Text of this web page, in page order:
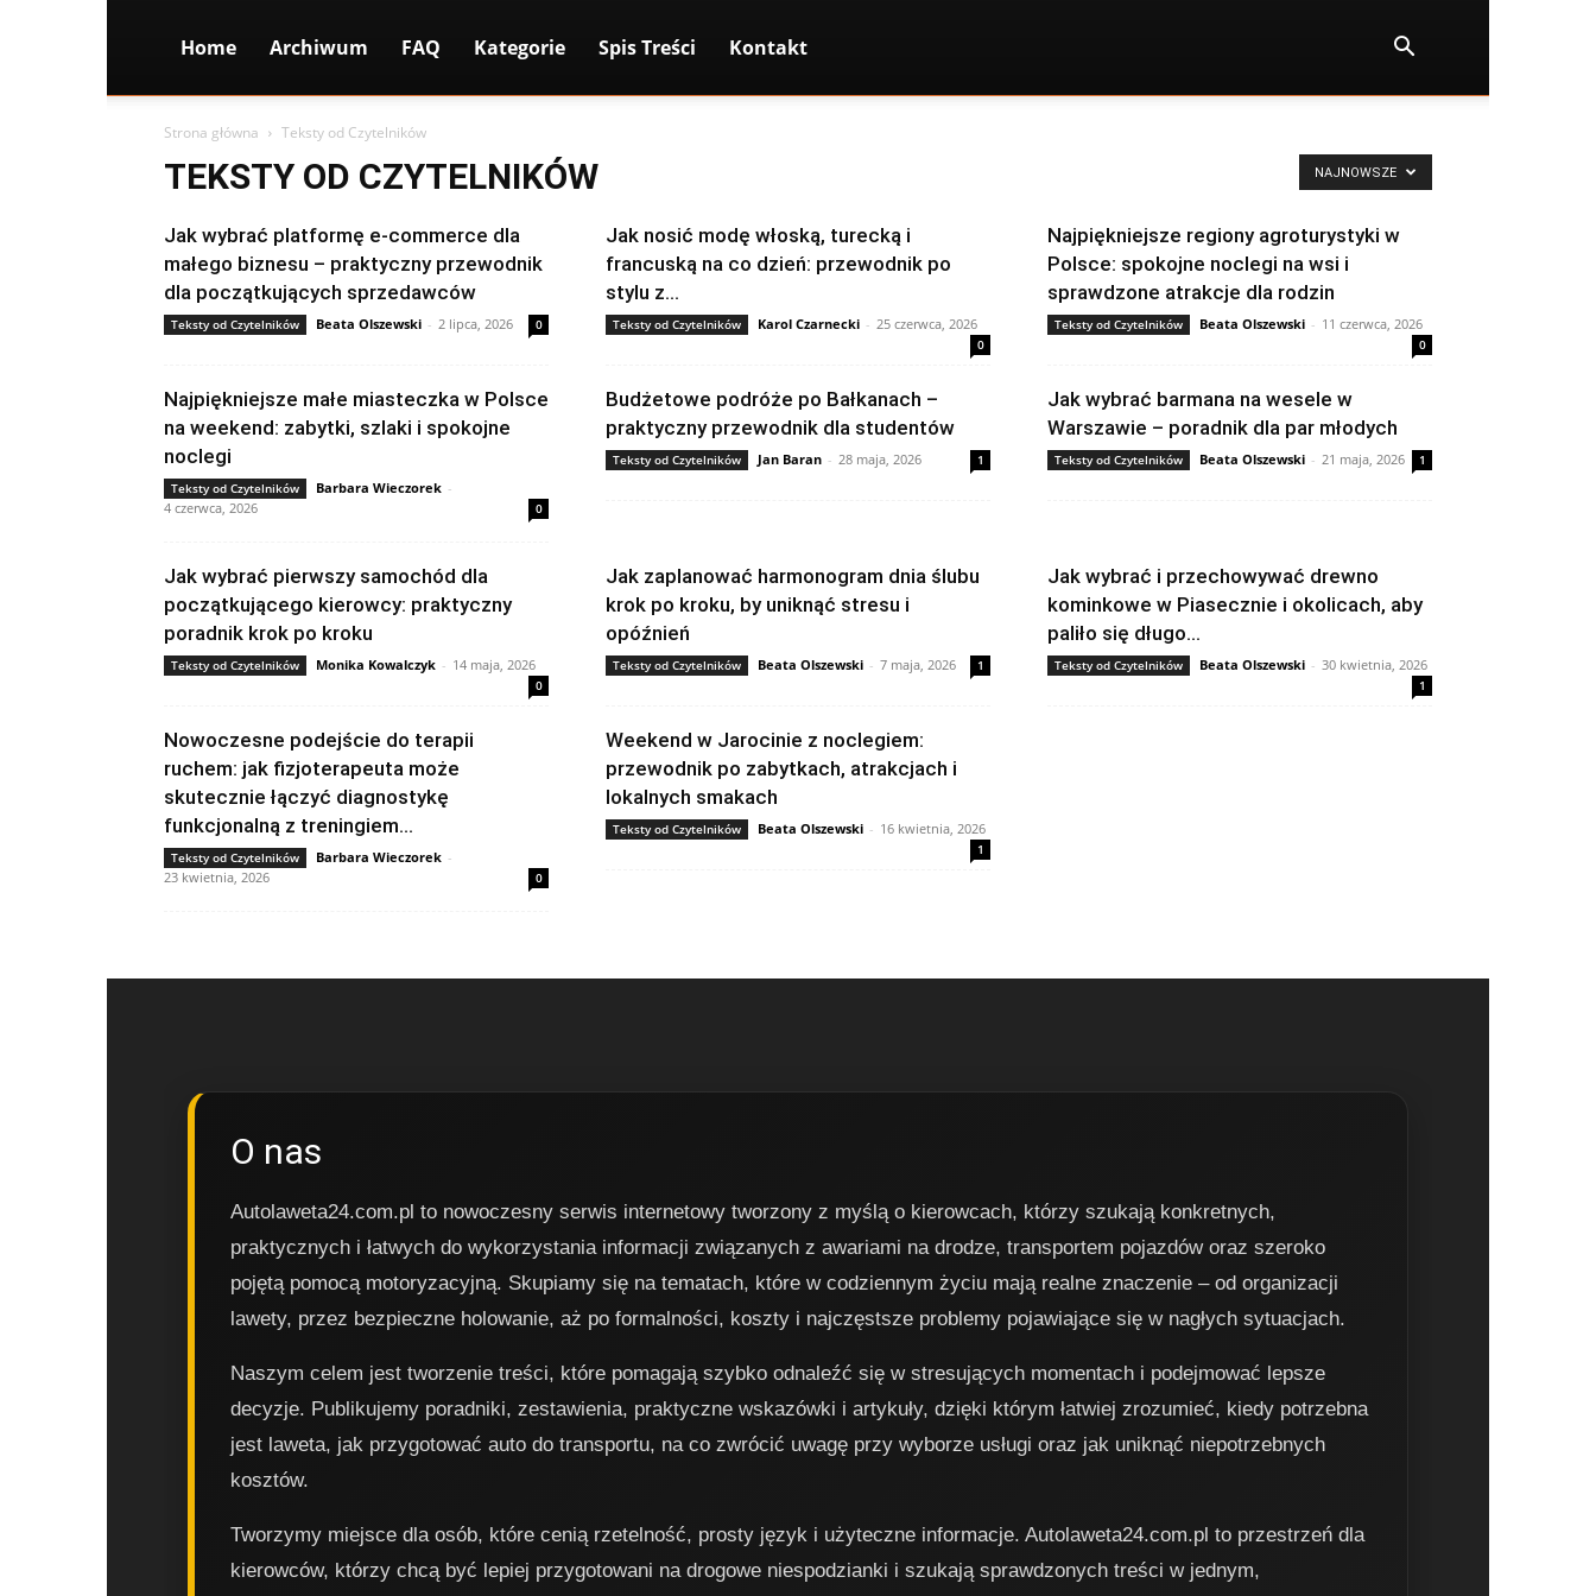
Home Archiwum FAQ Kategorie Spis Treści Kontakt
Strona główna Teksty od Czytelników
TEKSTY OD CZYTELNIKÓW NAJNOWSZE
Jak wybrać platformę e-commerce dla
małego biznesu – praktyczny przewodnik
dla początkujących sprzedawców
Teksty od Czytelników Beata Olszewski - 2 lipca, 2026 0
Jak nosić modę włoską, turecką i
francuską na co dzień: przewodnik po
stylu z...
Teksty od Czytelników Karol Czarnecki - 25 czerwca, 2026
0
Najpiękniejsze regiony agroturystyki w
Polsce: spokojne noclegi na wsi i
sprawdzone atrakcje dla rodzin
Teksty od Czytelników Beata Olszewski - 11 czerwca, 2026
0
Najpiękniejsze małe miasteczka w Polsce
na weekend: zabytki, szlaki i spokojne
noclegi
Teksty od Czytelników Barbara Wieczorek -
4 czerwca, 2026
0
Budżetowe podróże po Bałkanach –
praktyczny przewodnik dla studentów
Teksty od Czytelników Jan Baran - 28 maja, 2026 1
Jak wybrać barmana na wesele w
Warszawie – poradnik dla par młodych
Teksty od Czytelników Beata Olszewski - 21 maja, 2026 1
Jak wybrać pierwszy samochód dla
początkującego kierowcy: praktyczny
poradnik krok po kroku
Teksty od Czytelników Monika Kowalczyk - 14 maja, 2026
0
Jak zaplanować harmonogram dnia ślubu
krok po kroku, by uniknąć stresu i
opóźnień
Teksty od Czytelników Beata Olszewski - 7 maja, 2026 1
Jak wybrać i przechowywać drewno
kominkowe w Piasecznie i okolicach, aby
paliło się długo...
Teksty od Czytelników Beata Olszewski - 30 kwietnia, 2026
1
Nowoczesne podejście do terapii
ruchem: jak fizjoterapeuta może
skutecznie łączyć diagnostykę
funkcjonalną z treningiem...
Teksty od Czytelników Barbara Wieczorek -
23 kwietnia, 2026
0
Weekend w Jarocinie z noclegiem:
przewodnik po zabytkach, atrakcjach i
lokalnych smakach
Teksty od Czytelników Beata Olszewski - 16 kwietnia, 2026
1
O nas
Autolaweta24.com.pl to nowoczesny serwis internetowy tworzony z myślą o kierowcach, którzy szukają konkretnych,
praktycznych i łatwych do wykorzystania informacji związanych z awariami na drodze, transportem pojazdów oraz szeroko
pojętą pomocą motoryzacyjną. Skupiamy się na tematach, które w codziennym życiu mają realne znaczenie – od organizacji
lawety, przez bezpieczne holowanie, aż po formalności, koszty i najczęstsze problemy pojawiające się w nagłych sytuacjach.
Naszym celem jest tworzenie treści, które pomagają szybko odnaleźć się w stresujących momentach i podejmować lepsze
decyzje. Publikujemy poradniki, zestawienia, praktyczne wskazówki i artykuły, dzięki którym łatwiej zrozumieć, kiedy potrzebna
jest laweta, jak przygotować auto do transportu, na co zwrócić uwagę przy wyborze usługi oraz jak uniknąć niepotrzebnych
kosztów.
Tworzymy miejsce dla osób, które cenią rzetelność, prosty język i użyteczne informacje. Autolaweta24.com.pl to przestrzeń dla
kierowców, którzy chcą być lepiej przygotowani na drogowe niespodzianki i szukają sprawdzonych treści w jednym,